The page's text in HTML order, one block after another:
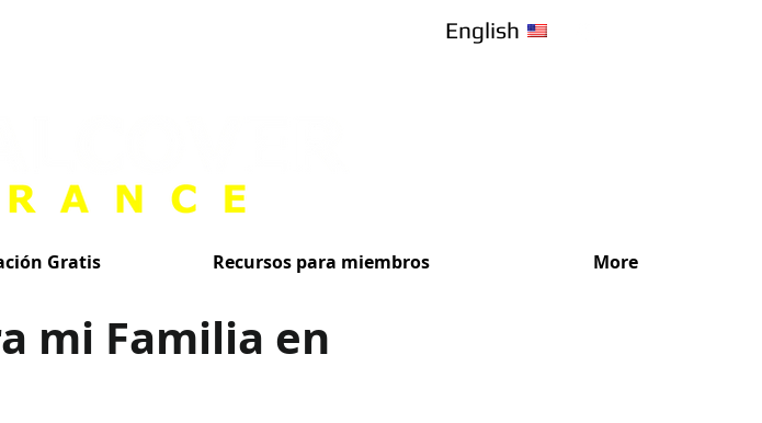
English
Gratis Recursos para miembros More
mi Familia en